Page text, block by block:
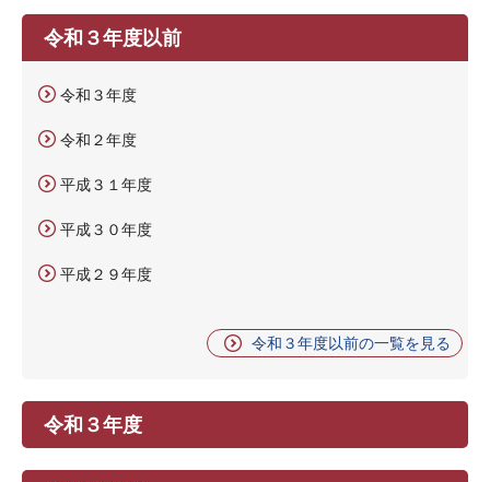
令和３年度以前
令和３年度
令和２年度
平成３１年度
平成３０年度
平成２９年度
令和３年度以前の一覧を見る
令和３年度